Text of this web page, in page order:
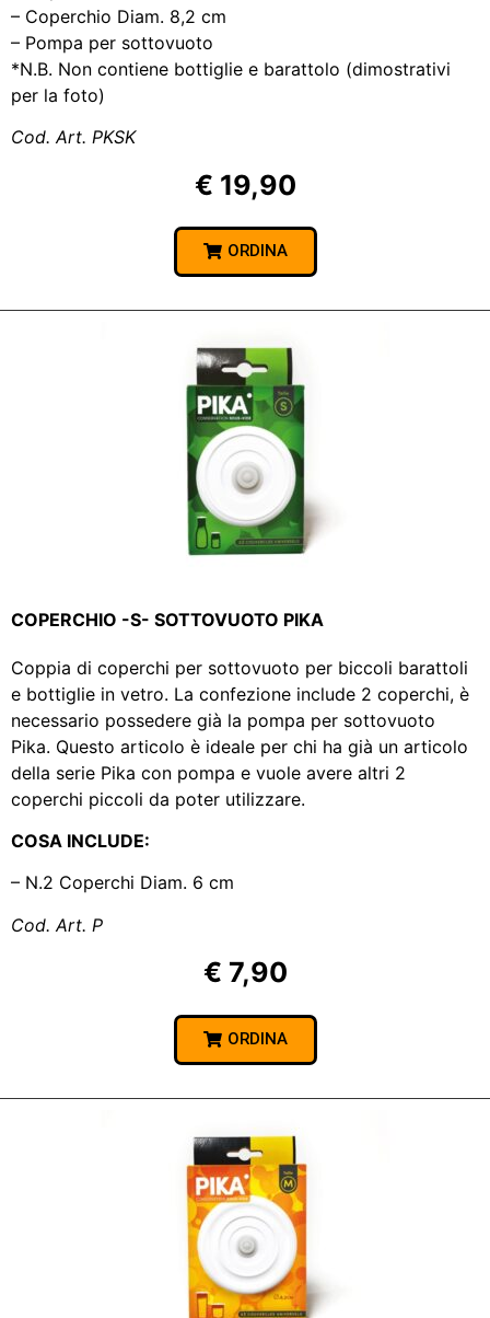
– Coperchio Diam. 8,2 cm
– Pompa per sottovuoto
*N.B. Non contiene bottiglie e barattolo (dimostrativi
per la foto)
Cod. Art. PKSK
€ 19,90
ORDINA
COPERCHIO -S- SOTTOVUOTO PIKA
Coppia di coperchi per sottovuoto per biccoli barattoli
e bottiglie in vetro. La confezione include 2 coperchi, è
necessario possedere già la pompa per sottovuoto
Pika. Questo articolo è ideale per chi ha già un articolo
della serie Pika con pompa e vuole avere altri 2
coperchi piccoli da poter utilizzare.
COSA INCLUDE:
– N.2 Coperchi Diam. 6 cm
Cod. Art. P
€ 7,90
ORDINA